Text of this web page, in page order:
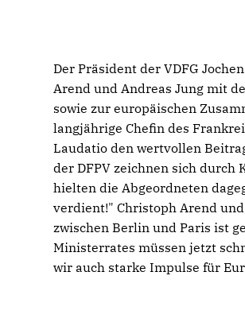
Der Präsident der VDFG
Arend und Andreas Jung mit
sowie zur europäischen
langjährige Chefin des
Laudatio den wertvollen
der DFPV zeichnen sich durch
hielten die Abgeordneten
verdient!" Christoph Arend
zwischen Berlin und Paris ist
Ministerrates müssen jetzt
wir auch starke Impulse für